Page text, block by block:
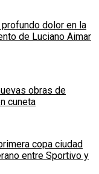
dolor en la
de Luciano Aimar
obras de
cuneta
copa ciudad
entre Sportivo y